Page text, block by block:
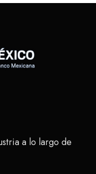
a lo largo de